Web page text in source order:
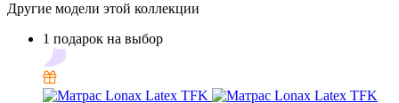
Другие модели этой коллекции
1 подарок на выбор